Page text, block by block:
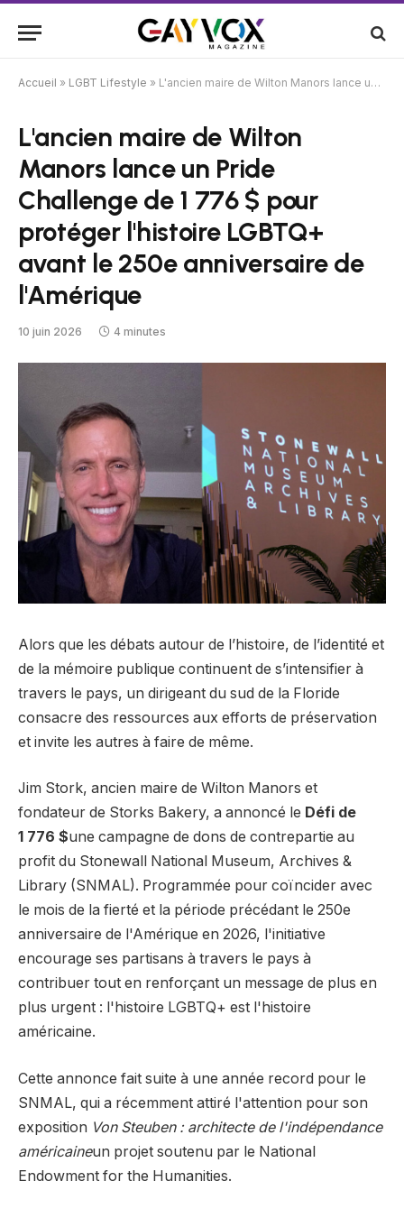
Accueil » LGBT Lifestyle » L'ancien maire de Wilton Manors lance un Pride Challenge de 1 776 $ pour protéger l'histoire LGBTQ+ avant le 250e anniversaire de l'Amérique
L'ancien maire de Wilton
Manors lance un Pride
Challenge de 1 776 $ pour
protéger l'histoire LGBTQ+
avant le 250e anniversaire de
l'Amérique
10 juin 2026 4 minutes
Alors que les débats autour de l’histoire, de l’identité et
de la mémoire publique continuent de s’intensifier à
travers le pays, un dirigeant du sud de la Floride
consacre des ressources aux efforts de préservation
et invite les autres à faire de même.
Jim Stork, ancien maire de Wilton Manors et
fondateur de Storks Bakery, a annoncé le Défi de
1 776 $une campagne de dons de contrepartie au
profit du Stonewall National Museum, Archives &
Library (SNMAL). Programmée pour coïncider avec
le mois de la fierté et la période précédant le 250e
anniversaire de l'Amérique en 2026, l'initiative
encourage ses partisans à travers le pays à
contribuer tout en renforçant un message de plus en
plus urgent : l'histoire LGBTQ+ est l'histoire
américaine.
Cette annonce fait suite à une année record pour le
SNMAL, qui a récemment attiré l'attention pour son
exposition Von Steuben : architecte de l'indépendance
américaineun projet soutenu par le National
Endowment for the Humanities.